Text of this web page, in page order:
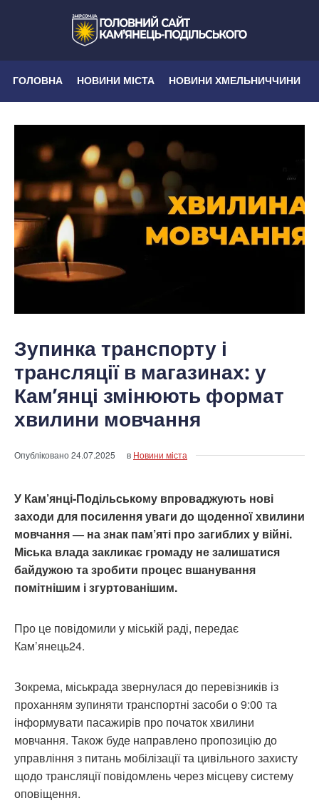
ГОЛОВНА НОВИНИ МІСТА НОВИНИ ХМЕЛЬНИЧЧИНИ
Зупинка транспорту і
трансляції в магазинах: у
Кам’янці змінюють формат
хвилини мовчання
Опубліковано24.07.2025 в Новини міста
У Кам’янці-Подільському впроваджують нові
заходи для посилення уваги до щоденної хвилини
мовчання — на знак пам’яті про загиблих у війні.
Міська влада закликає громаду не залишатися
байдужою та зробити процес вшанування
помітнішим і згуртованішим.
Про це повідомили у міській раді, передає
Кам’янець24.
Зокрема, міськрада звернулася до перевізників із
проханням зупиняти транспортні засоби о 9:00 та
інформувати пасажирів про початок хвилини
мовчання. Також буде направлено пропозицію до
управління з питань мобілізації та цивільного захисту
щодо трансляції повідомлень через місцеву систему
оповіщення.